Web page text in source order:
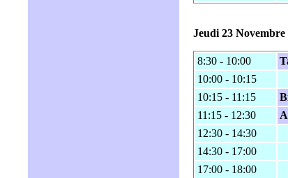
Jeudi 23 Novembre
8:30 - 10:00
10:00 - 10:15
10:15 - 11:15
11:15 - 12:30
12:30 - 14:30
14:30 - 17:00
17:00 - 18:00